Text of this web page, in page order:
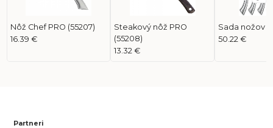
Nôž Chef PRO (55207)
16.39 €
Steakový nôž PRO
(55208)
13.32 €
Sada nožov
50.22 €
Partneri